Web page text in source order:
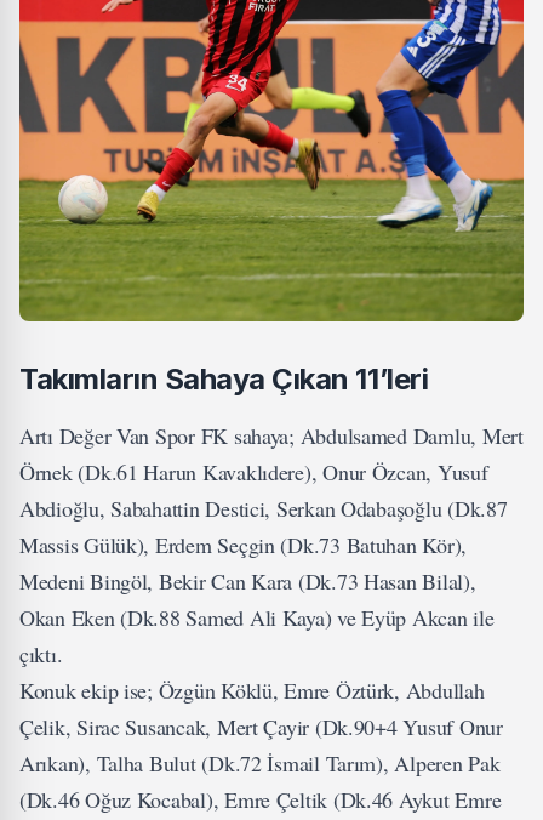
Takımların Sahaya Çıkan 11’leri
Artı Değer Van Spor FK sahaya; Abdulsamed Damlu, Mert
Örnek (Dk.61 Harun Kavaklıdere), Onur Özcan, Yusuf
Abdioğlu, Sabahattin Destici, Serkan Odabaşoğlu (Dk.87
Massis Gülük), Erdem Seçgin (Dk.73 Batuhan Kör),
Medeni Bingöl, Bekir Can Kara (Dk.73 Hasan Bilal),
Okan Eken (Dk.88 Samed Ali Kaya) ve Eyüp Akcan ile
çıktı.
Konuk ekip ise; Özgün Köklü, Emre Öztürk, Abdullah
Çelik, Sirac Susancak, Mert Çayir (Dk.90+4 Yusuf Onur
Arıkan), Talha Bulut (Dk.72 İsmail Tarım), Alperen Pak
(Dk.46 Oğuz Kocabal), Emre Çeltik (Dk.46 Aykut Emre